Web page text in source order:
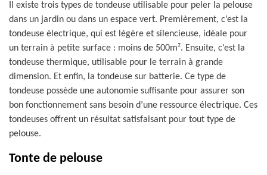
Il existe trois types de tondeuse utilisable pour peler la pelouse
dans un jardin ou dans un espace vert. Premièrement, c’est la
tondeuse électrique, qui est légère et silencieuse, idéale pour
un terrain à petite surface : moins de 500m². Ensuite, c’est la
tondeuse thermique, utilisable pour le terrain à grande
dimension. Et enfin, la tondeuse sur batterie. Ce type de
tondeuse possède une autonomie suffisante pour assurer son
bon fonctionnement sans besoin d’une ressource électrique. Ces
tondeuses offrent un résultat satisfaisant pour tout type de
pelouse.
Tonte de pelouse